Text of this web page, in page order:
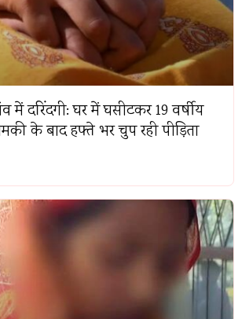
में दरिंदगी: घर में घसीटकर 19 वर्षीय
के बाद हफ्ते भर चुप रही पीड़िता